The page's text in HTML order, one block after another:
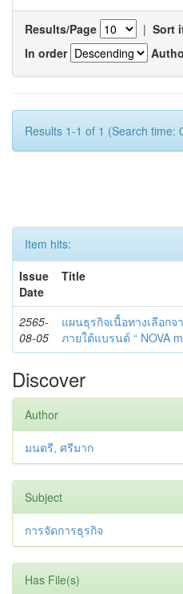
Results/Page | Sort
In order
Results 1-1 of 1 (Search time:
Item hits:
Issue
Date
Title
2565-
08-05
แผนธุรกิจเนื้อทางเลือกจ
ภายใต้แบรนด์ “ NOVA
Discover
Author
มนตรี, ศรีมาก
Subject
การจัดการธุรกิจ
Has File(s)